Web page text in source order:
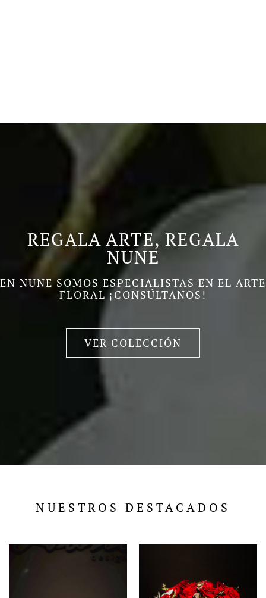
REGALA ARTE, REGALA
NUNE
EN NUNE SOMOS ESPECIALISTAS EN EL ARTE
FLORAL ¡CONSÚLTANOS!
VER COLECCIÓN
NUESTROS DESTACADOS